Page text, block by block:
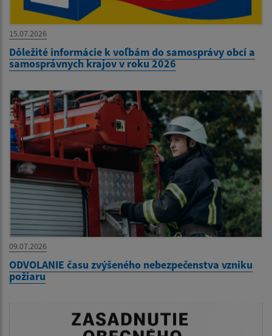
15.07.2026
Dôležité informácie k voľbám do samosprávy obcí a
samosprávnych krajov v roku 2026
09.07.2026
ODVOLANIE času zvýšeného nebezpečenstva vzniku
požiaru